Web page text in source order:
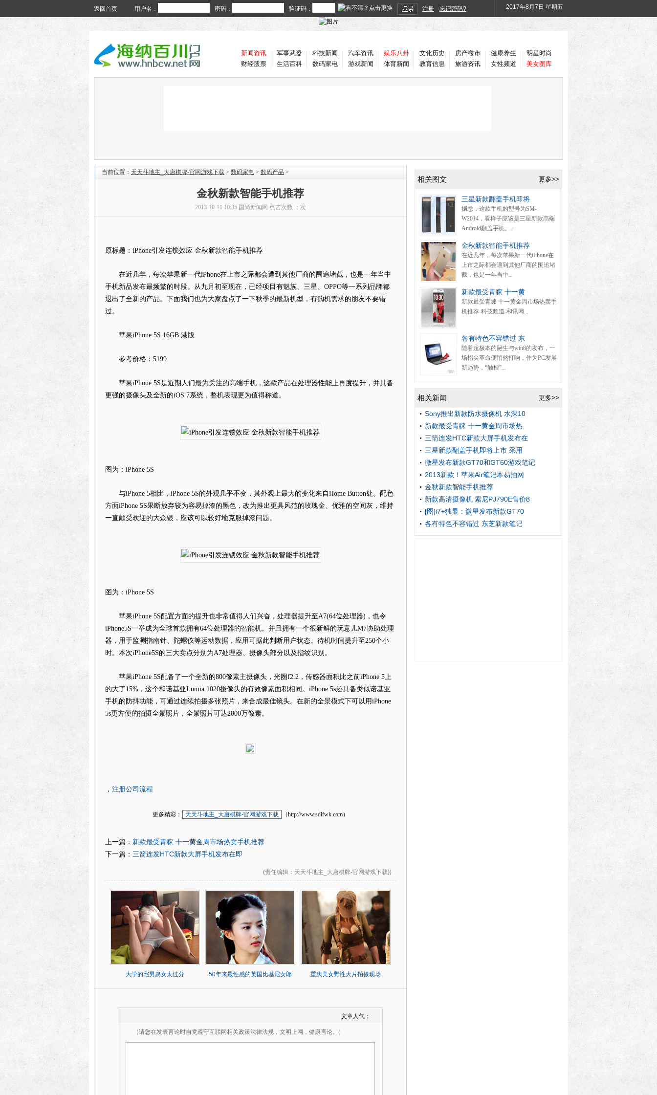
返回首页 用户名： 密码： 验证码： 注册 忘记密码? 2017年8月7日 星期五
新闻资讯
财经股票
军事武器
生活百科
科技新闻
数码家电
汽车资讯
游戏新闻
娱乐八卦
体育新闻
文化历史
教育信息
房产楼市
旅游资讯
健康养生
女性频道
明星时尚
美女图库
当前位置： 天天斗地主_大唐棋牌-官网游戏下载 > 数码家电 > 数码产品 >
金秋新款智能手机推荐
2013-10-11 10:35 国尚新闻网 点击次数 ： 次
原标题：iPhone引发连锁效应 金秋新款智能手机推荐
在近几年，每次苹果新一代iPhone在上市之际都会遭到其他厂商的围追堵截，也是一年当中
手机新品发布最频繁的时段。从九月初至现在，已经项目有魅族、三星、OPPO等一系列品牌都
退出了全新的产品。下面我们也为大家盘点了一下秋季的最新机型，有购机需求的朋友不要错
过。
苹果iPhone 5S 16GB 港版
参考价格：5199
苹果iPhone 5S是近期人们最为关注的高端手机，这款产品在处理器性能上再度提升，并具备
更强的摄像头及全新的iOS 7系统，整机表现更为值得称道。
图为：iPhone 5S
与iPhone 5相比，iPhone 5S的外观几乎不变，其外观上最大的变化来自Home Button处。配色
方面iPhone 5S果断放弃较为容易掉漆的黑色，改为推出更具风范的玫瑰金、优雅的空间灰，维持
一直颇受欢迎的大众银，应该可以较好地克服掉漆问题。
图为：iPhone 5S
苹果iPhone 5S配置方面的提升也非常值得人们兴奋，处理器提升至A7(64位处理器)，也令
iPhone5S一举成为全球首款拥有64位处理器的智能机。并且拥有一个很新鲜的玩意儿M7协助处理
器，用于监测指南针、陀螺仪等运动数据，应用可据此判断用户状态。待机时间提升至250个小
时。本次iPhone5S的三大卖点分别为A7处理器、摄像头部分以及指纹识别。
苹果iPhone 5S配备了一个全新的800像素主摄像头，光圈f2.2，传感器面积比之前iPhone 5上
的大了15%，这个和诺基亚Lumia 1020摄像头的有效像素面积相同。iPhone 5s还具备类似诺基亚
手机的防抖功能，可通过连续拍摄多张照片，来合成最佳镜头。在新的全景模式下可以用iPhone
5s更方便的拍摄全景照片，全景照片可达2800万像素。
， 注册公司流程
更多精彩： 天天斗地主_大唐棋牌-官网游戏下载 （http://www.sdlfwk.com）
上一篇： 新款最受青睐 十一黄金周市场热卖手机推荐
下一篇： 三箭连发HTC新款大屏手机发布在即
(责任编辑 ：天天斗地主_大唐棋牌-官网游戏下载})
大学的宅男腐女太过分 50年来最性感的英国比基尼女郎 重庆美女野性大片拍摄现场
文章人气：
（请您在发表言论时自觉遵守互联网相关政策法律法规，文明上网，健康言论。）
更多>>
相关图文
三星新款翻盖手机即将
据悉，这款手机的型号为SM-
W2014，看样子应该是三星新款高端
Android翻盖手机。...
金秋新款智能手机推荐
在近几年，每次苹果新一代iPhone在
上市之际都会遭到其他厂商的围追堵
截，也是一年当中...
新款最受青睐 十一黄
新款最受青睐 十一黄金周市场热卖手
机推荐-科技频道-和讯网...
各有特色不容错过 东
随着超极本的诞生与win8的发布，一
场指尖革命便悄然打响，作为PC发展
新趋势，“触控”...
更多>>
相关新闻
Sony推出新款防水摄像机 水深10
新款最受青睐 十一黄金周市场热
三箭连发HTC新款大屏手机发布在
三星新款翻盖手机即将上市 采用
微星发布新款GT70和GT60游戏笔记
2013新款！苹果Air笔记本易拍网
金秋新款智能手机推荐
新款高清摄像机 索尼PJ790E售价8
[图]i7+独显：微星发布新款GT70
各有特色不容错过 东芝新款笔记